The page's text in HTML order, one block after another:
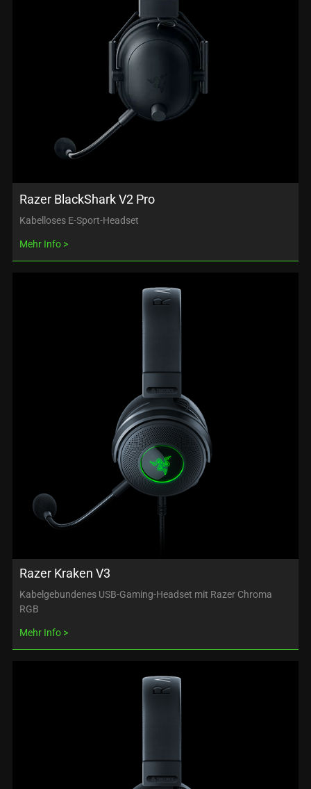
Razer BlackShark V2 Pro
Kabelloses E-Sport-Headset
Mehr Info
Razer Kraken V3
Kabelgebundenes USB-Gaming-Headset mit Razer Chroma
RGB
Mehr Info